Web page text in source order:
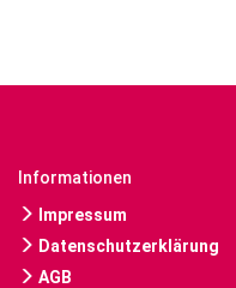
Informationen
Impressum
Datenschutzerklärung
AGB